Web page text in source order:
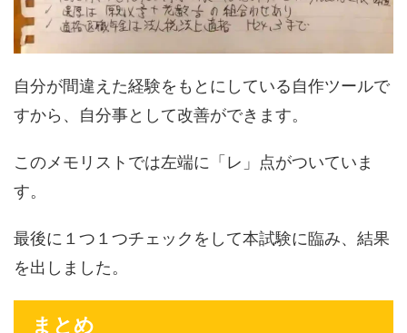
自分が間違えた経験をもとにしている自作ツールで
すから、自分事として改善ができます。
このメモリストでは左端に「レ」点がついていま
す。
最後に１つ１つチェックをして本試験に臨み、結果
を出しました。
まとめ